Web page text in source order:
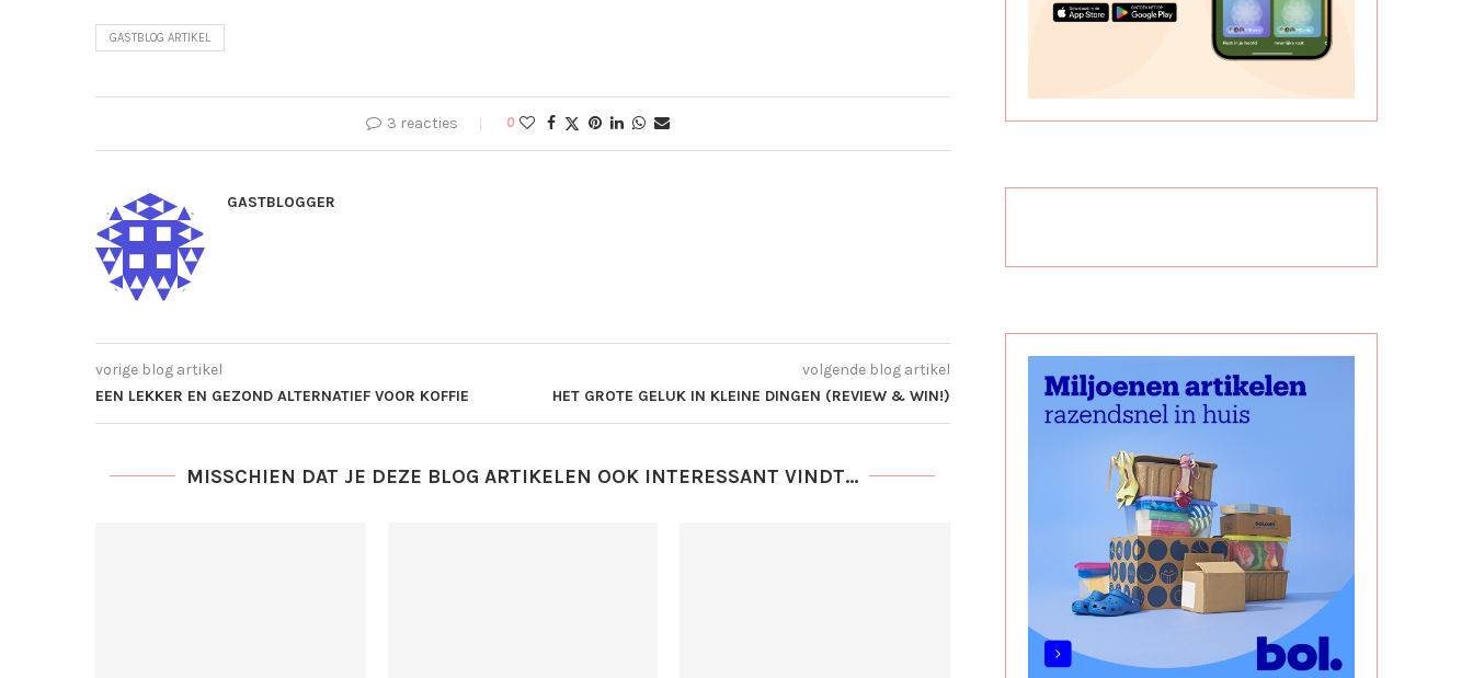
GASTBLOG ARTIKEL
3 reacties 0
GASTBLOGGER
vorige blog artikel
EEN LEKKER EN GEZOND ALTERNATIEF VOOR KOFFIE
volgende blog artikel
HET GROTE GELUK IN KLEINE DINGEN (REVIEW & WIN!)
MISSCHIEN DAT JE DEZE BLOG ARTIKELEN OOK INTERESSANT VINDT...